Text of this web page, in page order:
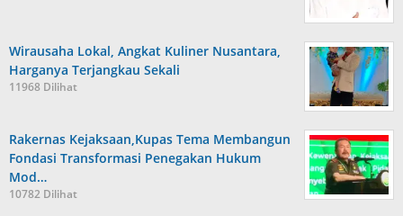
Wirausaha Lokal, Angkat Kuliner Nusantara,
Harganya Terjangkau Sekali
11968 Dilihat
Rakernas Kejaksaan,Kupas Tema Membangun
Fondasi Transformasi Penegakan Hukum
Mod…
10782 Dilihat